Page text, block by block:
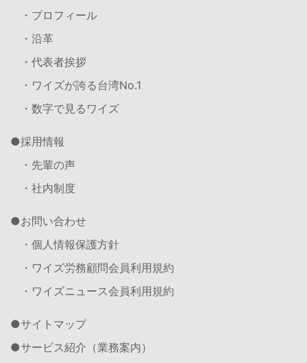
・プロフィール
・沿革
・代表者挨拶
・ワイズが誇る台湾No.1
・数字で見るワイズ
採用情報
・先輩の声
・社内制度
お問い合わせ
・個人情報保護方針
・ワイズ労務顧問会員利用規約
・ワイズニュース会員利用規約
サイトマップ
サービス紹介（業務案内）